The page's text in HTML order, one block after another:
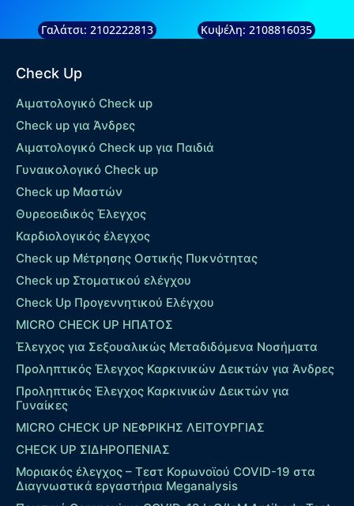
Γαλάτσι: 2102222813 Κυψέλη: 2108816035
Check Up
Αιματολογικό Check up
Check up για Άνδρες
Αιματολογικό Check up για Παιδιά
Γυναικολογικό Check up
Check up Μαστών
Θυρεοειδικός Έλεγχος
Καρδιολογικός έλεγχος
Check up Mέτρησης Οστικής Πυκνότητας
Check up Στοματικού ελέγχου
Check Up Προγεννητικού Ελέγχου
MICRO CHECK UP HΠΑΤΟΣ
Έλεγχος για Σεξουαλικώς Μεταδιδόμενα Νοσήματα
Προληπτικός Έλεγχος Καρκινικών Δεικτών για Άνδρες
Προληπτικός Έλεγχος Καρκινικών Δεικτών για
Γυναίκες
MICRO CHECK UP ΝΕΦΡΙΚΗΣ ΛΕΙΤΟΥΡΓΙΑΣ
CHECK UP ΣΙΔΗΡΟΠΕΝΙΑΣ
Μοριακός έλεγχος – Τεστ Κορωνοϊού COVID-19 στα
Διαγνωστικά εργαστήρια Meganalysis